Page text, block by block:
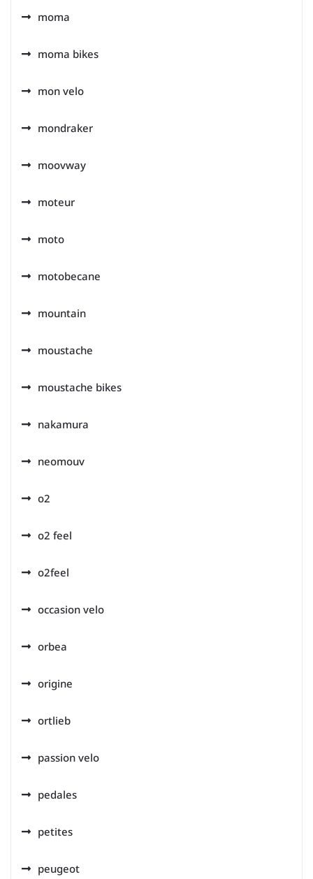
moma
moma bikes
mon velo
mondraker
moovway
moteur
moto
motobecane
mountain
moustache
moustache bikes
nakamura
neomouv
o2
o2 feel
o2feel
occasion velo
orbea
origine
ortlieb
passion velo
pedales
petites
peugeot